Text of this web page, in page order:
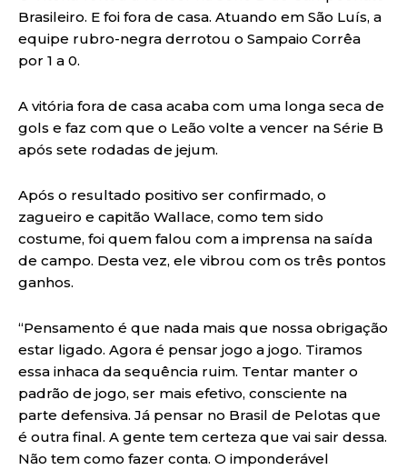
Brasileiro. E foi fora de casa. Atuando em São Luís, a
equipe rubro-negra derrotou o Sampaio Corrêa
por 1 a 0.
A vitória fora de casa acaba com uma longa seca de
gols e faz com que o Leão volte a vencer na Série B
após sete rodadas de jejum.
Após o resultado positivo ser confirmado, o
zagueiro e capitão Wallace, como tem sido
costume, foi quem falou com a imprensa na saída
de campo. Desta vez, ele vibrou com os três pontos
ganhos.
“Pensamento é que nada mais que nossa obrigação
estar ligado. Agora é pensar jogo a jogo. Tiramos
essa inhaca da sequência ruim. Tentar manter o
padrão de jogo, ser mais efetivo, consciente na
parte defensiva. Já pensar no Brasil de Pelotas que
é outra final. A gente tem certeza que vai sair dessa.
Não tem como fazer conta. O imponderável